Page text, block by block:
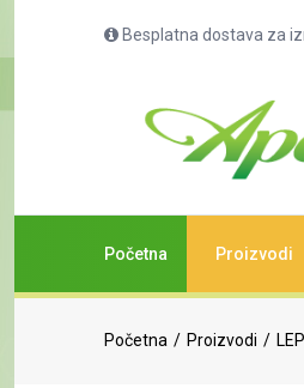
Besplatna dostava za
Početna Proizvodi
Početna Proizvodi